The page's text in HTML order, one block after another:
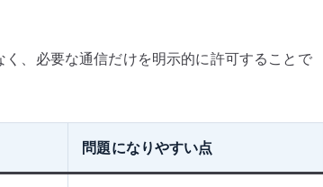
、必要な通信だけを明示的に許可することで
問題になりやすい点